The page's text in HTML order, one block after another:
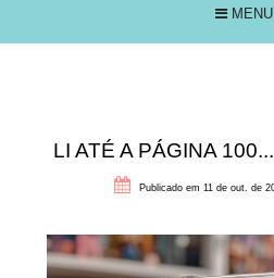
MENU
LI ATÉ A PÁGINA
Publicado em 11 de out. de